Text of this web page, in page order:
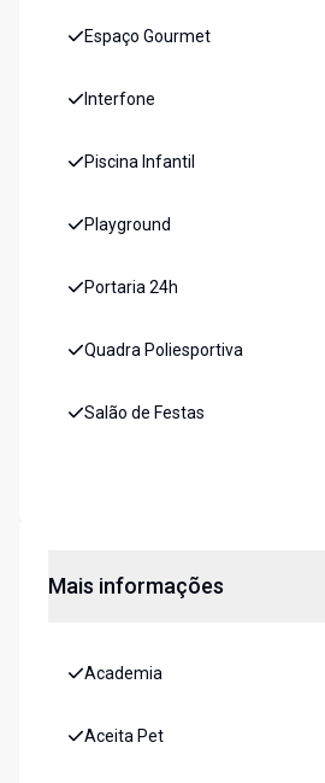
Espaço Gourmet
Interfone
Piscina Infantil
Playground
Portaria 24h
Quadra Poliesportiva
Salão de Festas
Mais informações
Academia
Aceita Pet